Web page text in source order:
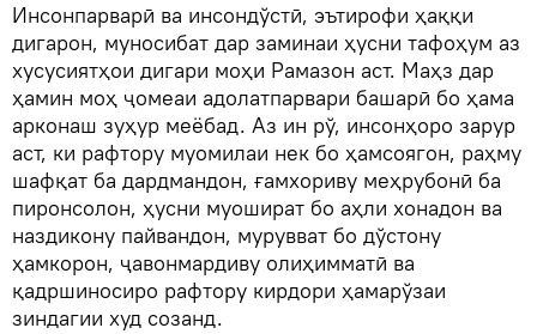
Инсонпарварӣ ва инсондўстӣ, эътирофи ҳаққи
дигарон, муносибат дар заминаи ҳусни тафоҳум аз
хусусиятҳои дигари моҳи Рамазон аст. Маҳз дар
ҳамин моҳ ҷомеаи адолатпарвари башарӣ бо ҳама
арконаш зуҳур меёбад. Аз ин рў, инсонҳоро зарур
аст, ки рафтору муомилаи нек бо ҳамсоягон, раҳму
шафқат ба дардмандон, ғамхориву меҳрубонӣ ба
пиронсолон, ҳусни муошират бо аҳли хонадон ва
наздикону пайвандон, мурувват бо дўстону
ҳамкорон, ҷавонмардиву олиҳимматӣ ва
қадршиносиро рафтору кирдори ҳамарўзаи
зиндагии худ созанд.